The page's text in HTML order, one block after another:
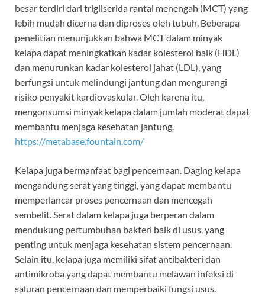
besar terdiri dari trigliserida rantai menengah (MCT) yang
lebih mudah dicerna dan diproses oleh tubuh. Beberapa
penelitian menunjukkan bahwa MCT dalam minyak
kelapa dapat meningkatkan kadar kolesterol baik (HDL)
dan menurunkan kadar kolesterol jahat (LDL), yang
berfungsi untuk melindungi jantung dan mengurangi
risiko penyakit kardiovaskular. Oleh karena itu,
mengonsumsi minyak kelapa dalam jumlah moderat dapat
membantu menjaga kesehatan jantung.
https://metabase.fountain.com/
Kelapa juga bermanfaat bagi pencernaan. Daging kelapa
mengandung serat yang tinggi, yang dapat membantu
memperlancar proses pencernaan dan mencegah
sembelit. Serat dalam kelapa juga berperan dalam
mendukung pertumbuhan bakteri baik di usus, yang
penting untuk menjaga kesehatan sistem pencernaan.
Selain itu, kelapa juga memiliki sifat antibakteri dan
antimikroba yang dapat membantu melawan infeksi di
saluran pencernaan dan memperbaiki fungsi usus.